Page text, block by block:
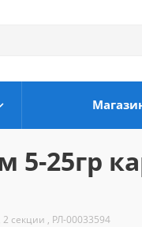
5-25гр
секции , РЛ-00033594